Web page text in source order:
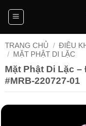
TRANG CHỦ / ĐIÊU
/ MẶT PHẬT DI LẶC
Mặt Phật Di Lặc
#MRB-220727-01